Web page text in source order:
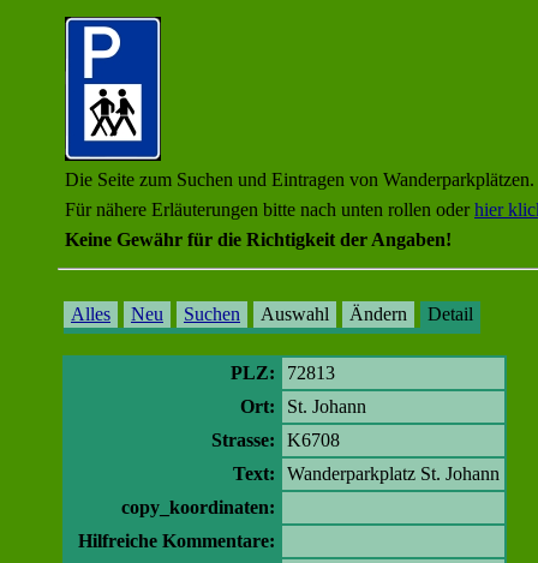
Die Seite zum Suchen und Eintragen von Wanderparkplätzen.
Für nähere Erläuterungen bitte nach unten rollen oderhier
Keine Gewähr für die Richtigkeit der Angaben!
Alles Neu Suchen Auswahl Ändern Detail
PLZ:
72813
Ort:
St. Johann
Strasse:
K6708
Text:
Wanderparkplatz St. Johann
copy_koordinaten:
Hilfreiche Kommentare: